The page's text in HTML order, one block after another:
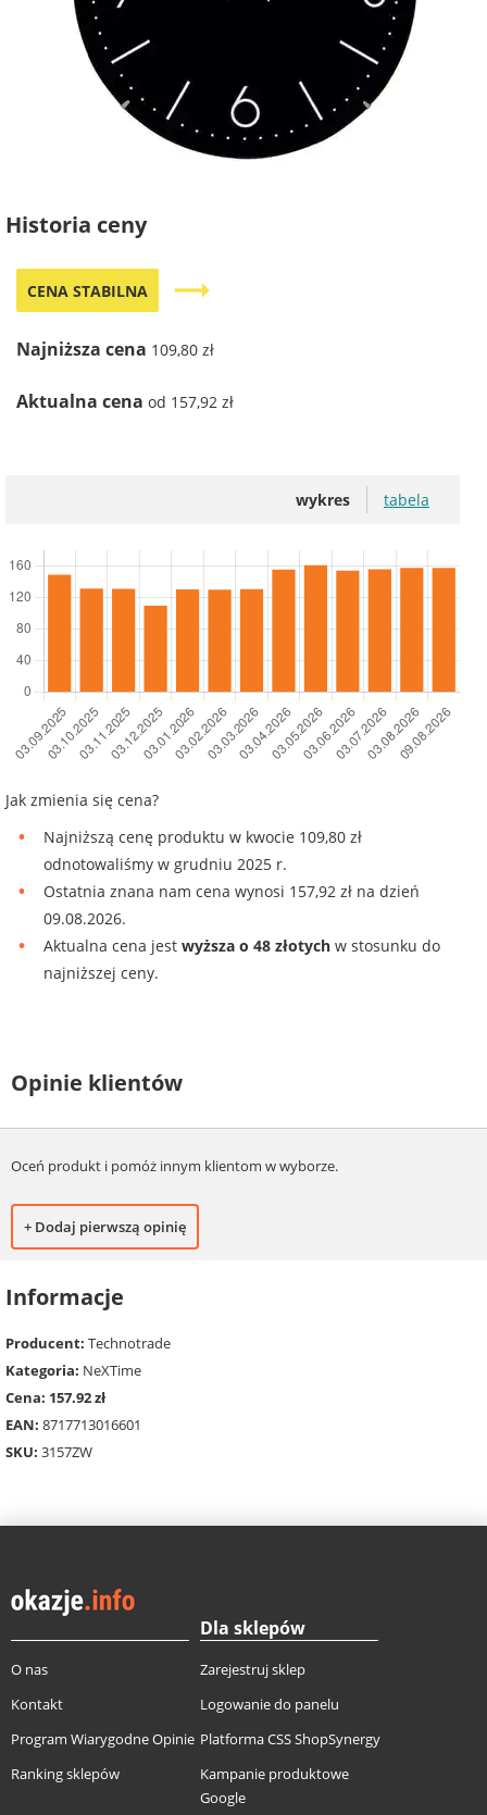
Historia ceny
CENA STABILNA trending_flat
Najniższa cena 109,80 zł
Aktualna cena od 157,92 zł
wykres tabela
Jak zmienia się cena?
Najniższą cenę produktu w kwocie 109,80 zł
odnotowaliśmy w grudniu 2025 r.
Ostatnia znana nam cena wynosi 157,92 zł na dzień
09.08.2026.
Aktualna cena jest wyższa o 48 złotych w stosunku do
najniższej ceny.
Opinie klientów
Oceń produkt i pomóż innym klientom w wyborze.
+ Dodaj pierwszą opinię
Informacje
Producent: Technotrade
Kategoria: NeXTime
Cena: 157.92 zł
EAN: 8717713016601
SKU: 3157ZW
O nas
Kontakt
Program Wiarygodne Opinie
Ranking sklepów
Dla sklepów
Zarejestruj sklep
Logowanie do panelu
Platforma CSS ShopSynergy
Kampanie produktowe
Google